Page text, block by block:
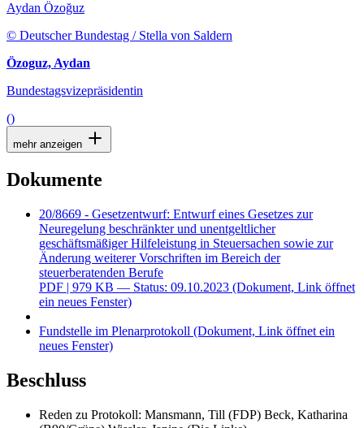
Aydan Özoğuz
© Deutscher Bundestag / Stella von Saldern
Özoguz, Aydan
Bundestagsvizepräsidentin
()
mehr anzeigen
Dokumente
20/8669 - Gesetzentwurf: Entwurf eines Gesetzes zur
Neuregelung beschränkter und unentgeltlicher
geschäftsmäßiger Hilfeleistung in Steuersachen sowie zur
Änderung weiterer Vorschriften im Bereich der
steuerberatenden Berufe
PDF | 979 KB — Status: 09.10.2023 (Dokument, Link öffnet
ein neues Fenster)
Fundstelle im Plenarprotokoll (Dokument, Link öffnet ein
neues Fenster)
Beschluss
Reden zu Protokoll: Mansmann, Till (FDP) Beck, Katharina